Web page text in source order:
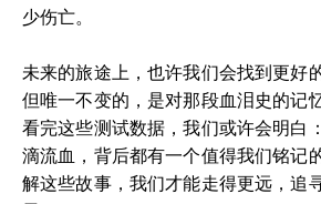
少伤亡。
未来的旅途上，也许我们会找到更好
但唯一不变的，是对那段血泪史的记
看完这些测试数据，我们或许会明白
滴流血，背后都有一个值得我们铭记
解这些故事，我们才能走得更远，追